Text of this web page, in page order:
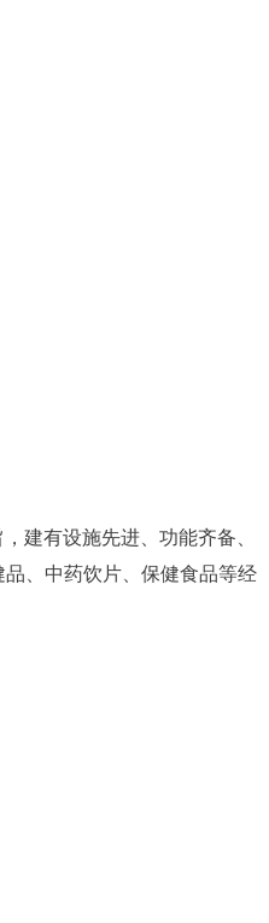
建有设施先进、功能齐备、
、中药饮片、保健食品等经